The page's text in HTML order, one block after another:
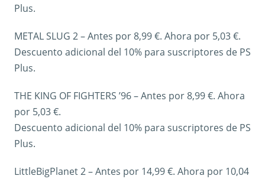
Plus.
METAL SLUG 2 – Antes por 8,99 €. Ahora por 5,03 €.
Descuento adicional del 10% para suscriptores de PS
Plus.
THE KING OF FIGHTERS ’96 – Antes por 8,99 €. Ahora
por 5,03 €.
Descuento adicional del 10% para suscriptores de PS
Plus.
LittleBigPlanet 2 – Antes por 14,99 €. Ahora por 10,04